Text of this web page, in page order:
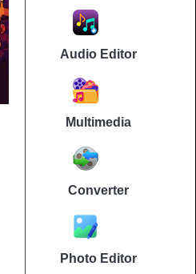
Audio Editor
Multimedia
Converter
Photo Editor